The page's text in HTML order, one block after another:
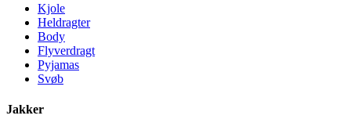
Kjole
Heldragter
Body
Flyverdragt
Pyjamas
Svøb
Jakker